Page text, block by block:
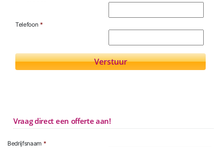
Telefoon *
Vraag direct een offerte aan!
Bedrijfsnaam *